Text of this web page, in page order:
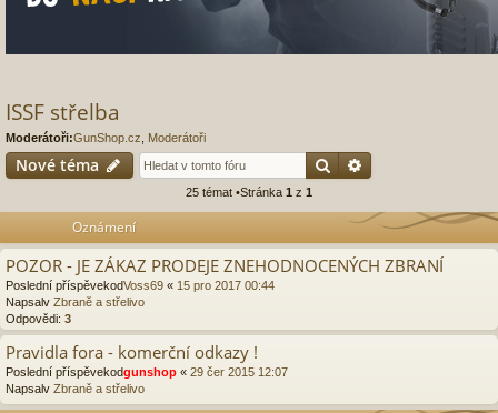
ISSF střelba
Moderátoři:GunShop.cz Moderátoři
Nové téma Hledat
25 témat •Stránka 1 z 1
Oznámení
POZOR - JE ZÁKAZ PRODEJE ZNEHODNOCENÝCH ZBRANÍ
Poslední příspěvekodVoss69 « 15 pro 2017 00:44
Napsalv Zbraně a střelivo
Odpovědi: 3
Pravidla fora - komerční odkazy !
Poslední příspěvekodgunshop « 29 čer 2015 12:07
Napsalv Zbraně a střelivo